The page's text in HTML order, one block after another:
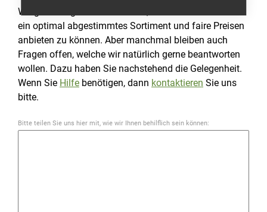
Wir geben täglich unser Bestes, um unseren Kunden
ein optimal abgestimmtes Sortiment und faire Preisen
anbieten zu können. Aber manchmal bleiben auch
Fragen offen, welche wir natürlich gerne beantworten
wollen. Dazu haben Sie nachstehend die Gelegenheit.
Wenn Sie Hilfe benötigen, dann kontaktieren Sie uns
bitte.
Bitte teilen Sie uns hier mit, wie wir Ihnen behilflich sein können: